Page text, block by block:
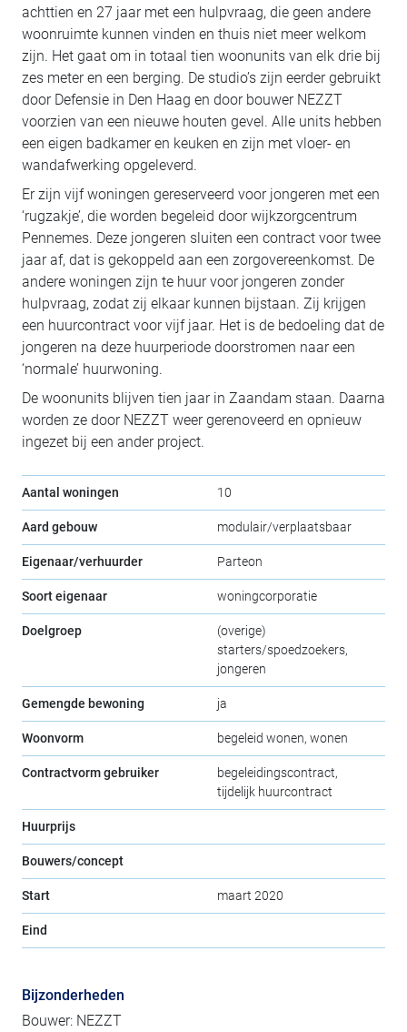
achttien en 27 jaar met een hulpvraag, die geen andere
woonruimte kunnen vinden en thuis niet meer welkom
zijn. Het gaat om in totaal tien woonunits van elk drie bij
zes meter en een berging. De studio’s zijn eerder gebruikt
door Defensie in Den Haag en door bouwer NEZZT
voorzien van een nieuwe houten gevel. Alle units hebben
een eigen badkamer en keuken en zijn met vloer- en
wandafwerking opgeleverd.
Er zijn vijf woningen gereserveerd voor jongeren met een
‘rugzakje’, die worden begeleid door wijkzorgcentrum
Pennemes. Deze jongeren sluiten een contract voor twee
jaar af, dat is gekoppeld aan een zorgovereenkomst. De
andere woningen zijn te huur voor jongeren zonder
hulpvraag, zodat zij elkaar kunnen bijstaan. Zij krijgen
een huurcontract voor vijf jaar. Het is de bedoeling dat de
jongeren na deze huurperiode doorstromen naar een
‘normale’ huurwoning.
De woonunits blijven tien jaar in Zaandam staan. Daarna
worden ze door NEZZT weer gerenoveerd en opnieuw
ingezet bij een ander project.
Aantal woningen 10
Aard gebouw modulair/verplaatsbaar
Eigenaar/verhuurder Parteon
Soort eigenaar woningcorporatie
Doelgroep
(overige)
starters/spoedzoekers,
jongeren
Gemengde bewoning ja
Woonvorm begeleid wonen, wonen
Contractvorm gebruiker
begeleidingscontract,
tijdelijk huurcontract
Huurprijs
Bouwers/concept
Start maart 2020
Eind
Bijzonderheden
Bouwer: NEZZT